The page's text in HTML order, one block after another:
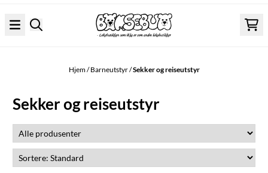
Hjem/Barneutstyr/Sekker og reiseutstyr
Sekker og reiseutstyr